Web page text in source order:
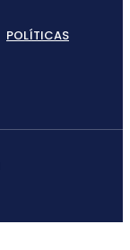
POLÍTICAS